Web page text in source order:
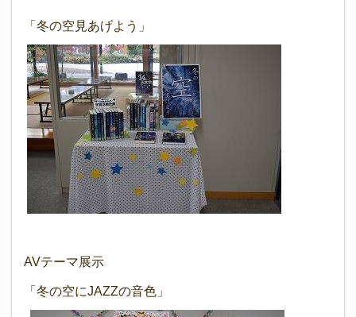
「冬の空見あげよう」
AVテーマ展示
「冬の空にJAZZの音色」